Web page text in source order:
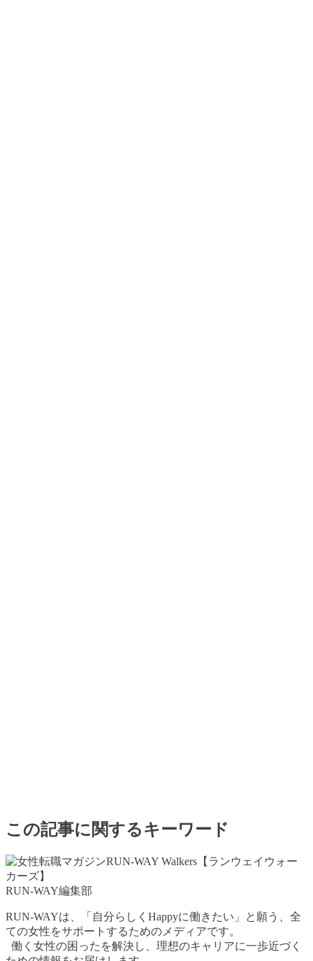
この記事に関するキーワード
RUN-WAY編集部
RUN-WAYは、「自分らしくHappyに働きたい」と願う、全
ての女性をサポートするためのメディアです。
働く女性の困ったを解決し、理想のキャリアに一歩近づく